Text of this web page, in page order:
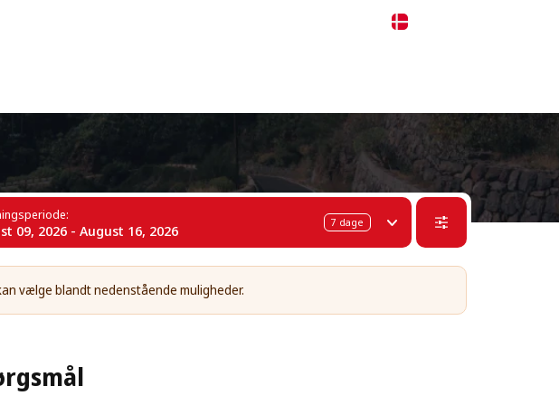
09, 2026 - August 16, 2026 7 dage
vælge blandt nedenstående muligheder.